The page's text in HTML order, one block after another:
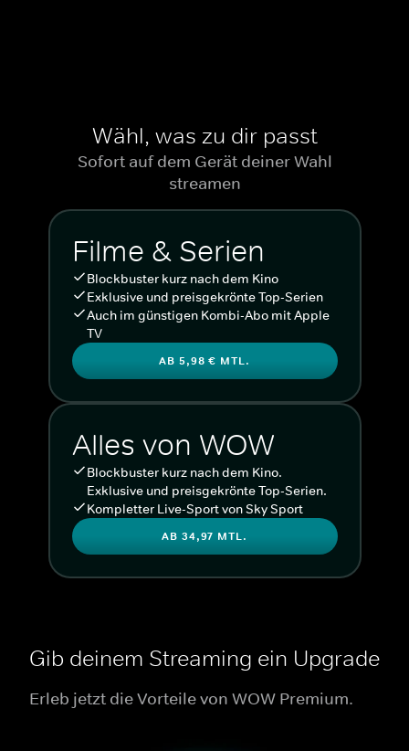
Wähl, was zu dir passt
Sofort auf dem Gerät deiner Wahl
streamen
Filme & Serien
Blockbuster kurz nach dem Kino
Exklusive und preisgekrönte Top-Serien
Auch im günstigen Kombi-Abo mit Apple
TV
AB 5,98 € MTL.
Alles von WOW
Blockbuster kurz nach dem Kino.
Exklusive und preisgekrönte Top-Serien.
Kompletter Live-Sport von Sky Sport
AB 34,97 MTL.
Gib deinem Streaming ein Upgrade
Erleb jetzt die Vorteile von WOW Premium.